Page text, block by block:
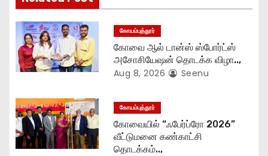
a
t
i
o
n
கோயம்புத்தூர்
கோவை ஆல் டான்ஸ் ஸ்போர்ட்ஸ்
அசோசியேஷன் தொடக்க விழா..,
Aug 8, 2026 Seenu
கோயம்புத்தூர்
கோவையில் “ஃபேர்ப்ரோ 2026”
வீட்டுமனை கண்காட்சி
தொடக்கம்..,